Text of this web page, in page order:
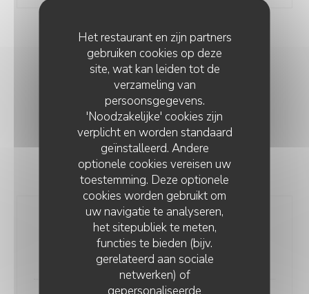
Het restaurant en zijn partners
gebruiken cookies op deze
site, wat kan leiden tot de
verzameling van
persoonsgegevens.
'Noodzakelijke' cookies zijn
verplicht en worden standaard
geïnstalleerd. Andere
optionele cookies vereisen uw
toestemming. Deze optionele
cookies worden gebruikt om
uw navigatie te analyseren,
het sitepubliek te meten,
functies te bieden (bijv.
gerelateerd aan sociale
netwerken) of
gepersonaliseerde
LES BOISSONS
APÉRITIFS
Coupe de Champagne Deutz Brut
13,00 EUR
12cl